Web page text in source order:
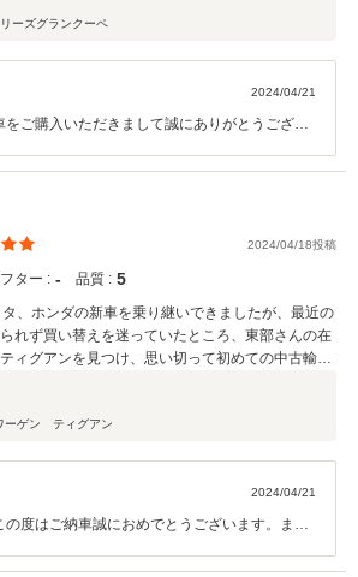
ーズグランクーペ
2024/04/21
をご購入いただきまして誠にありがとうござい
たです！！今後もメンテナンスなどでしっかり
で、宜しくお願い致します。ありがとうござ
2024/04/18投稿
ター : ‐ 品質 : 5
、ホンダの新車を乗り継いできましたが、最近の
れず買い替えを迷っていたところ、東部さんの在
ィグアンを見つけ、思い切って初めての中古輸入
た店長さんには、試乗や手続きの際の質問にも丁寧
よく購入できました。お店のスタッフの皆さんの
楽しみます。ありがとうございました。
ーゲン ティグアン
2024/04/21
の度はご納車誠におめでとうございます。また
て良かったと思って頂ける様、今後も全力でサ